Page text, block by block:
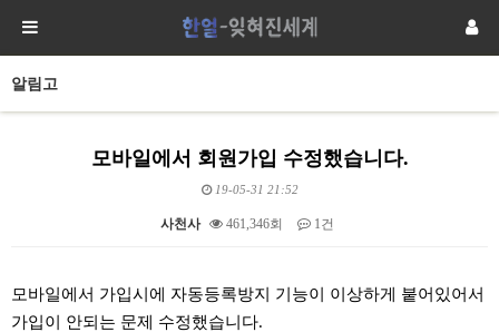
알림고
모바일에서 회원가입 수정했습니다.
19-05-31 21:52
사천사 461,346회 1건
모바일에서 가입시에 자동등록방지 기능이 이상하게 붙어있어서
가입이 안되는 문제 수정했습니다.